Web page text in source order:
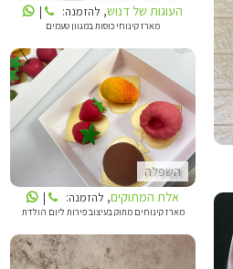
העוגות של דנוש, להזמנה: |
מארז קינוחי כוסות במגוון טעמים
השפלה
אלת המתוקים
אלת המתוקים, להזמנה: |
מארז קינוחים מתוק בעיצוב פירות ליום הולדת